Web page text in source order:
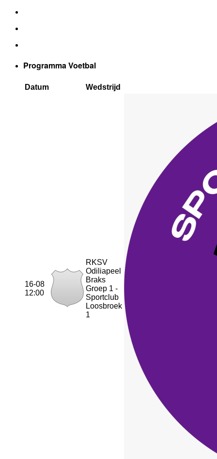
Programma Voetbal
Datum Wedstrijd
16-08
12:00
RKSV
Odiliapeel
Braks
Groep 1 -
Sportclub
Loosbroek
1